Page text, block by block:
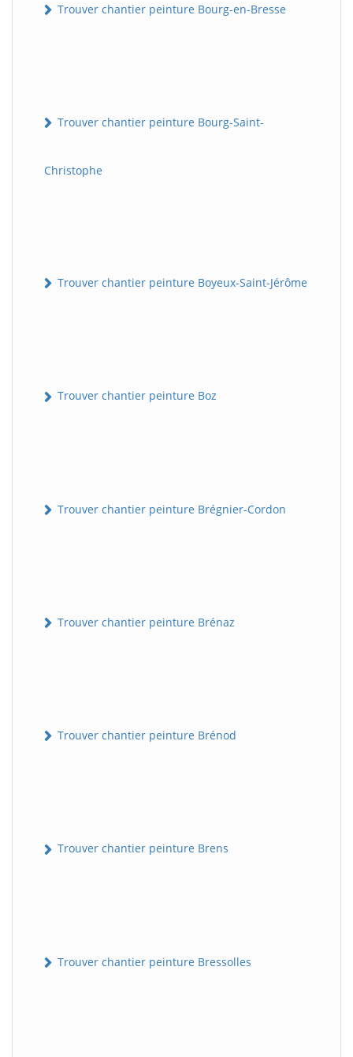
Trouver chantier peinture Bourg-en-Bresse
Trouver chantier peinture Bourg-Saint-
Christophe
Trouver chantier peinture Boyeux-Saint-Jérôme
Trouver chantier peinture Boz
Trouver chantier peinture Brégnier-Cordon
Trouver chantier peinture Brénaz
Trouver chantier peinture Brénod
Trouver chantier peinture Brens
Trouver chantier peinture Bressolles